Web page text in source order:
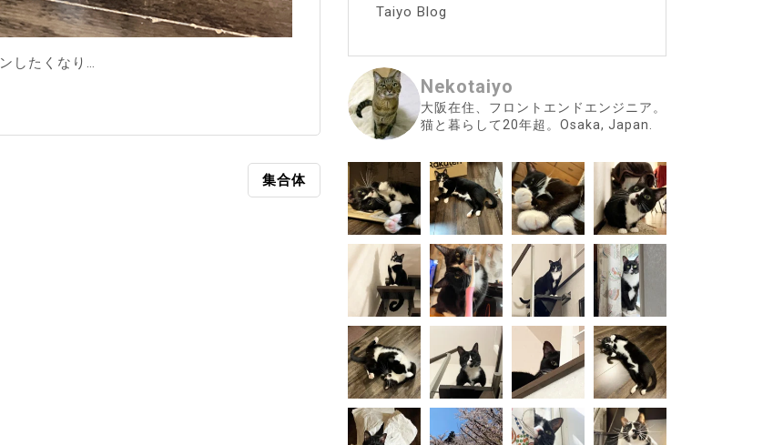
したくなり…
集合体
Taiyo Blog
Nekotaiyo
大阪在住、フロントエンドエンジニア。
猫と暮らして20年超。Osaka, Japan.